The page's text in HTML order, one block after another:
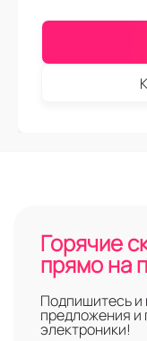
Горячие
прямо на
Подпишитесь и
предложения и
электроники!